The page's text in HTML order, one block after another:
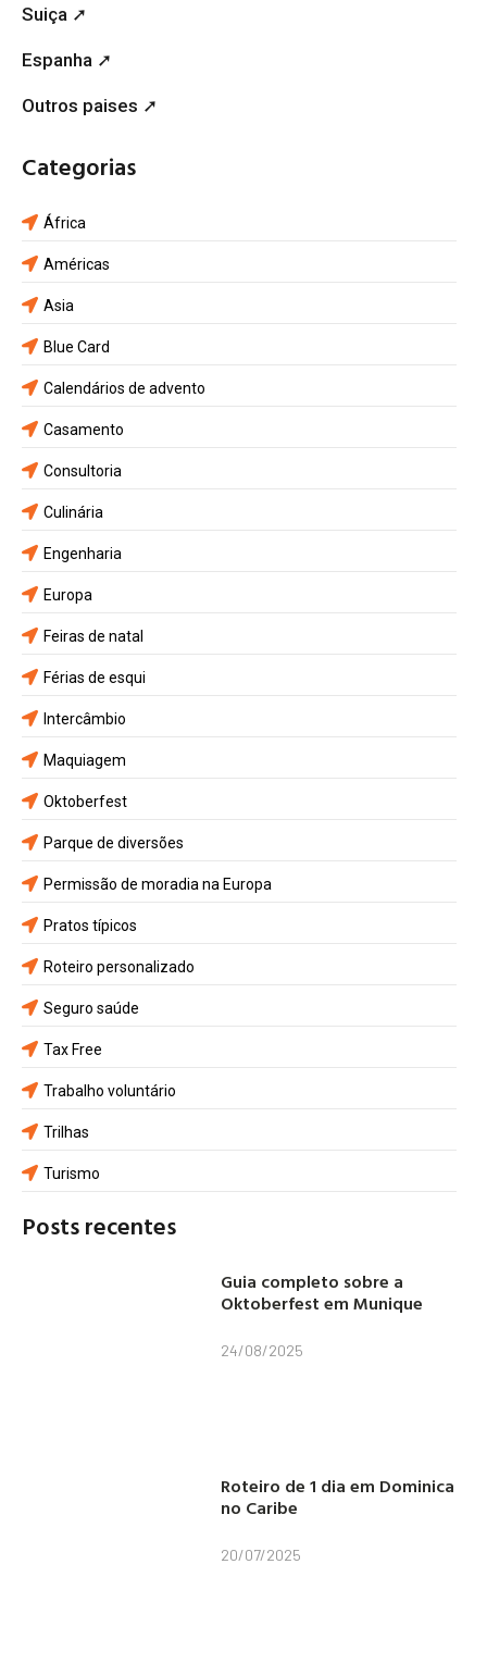
Suiça ➚
Espanha ➚
Outros paises ➚
Categorias
África
Américas
Asia
Blue Card
Calendários de advento
Casamento
Consultoria
Culinária
Engenharia
Europa
Feiras de natal
Férias de esqui
Intercâmbio
Maquiagem
Oktoberfest
Parque de diversões
Permissão de moradia na Europa
Pratos típicos
Roteiro personalizado
Seguro saúde
Tax Free
Trabalho voluntário
Trilhas
Turismo
Posts recentes
Guia completo sobre a
Oktoberfest em Munique
24/08/2025
Roteiro de 1 dia em Dominica
no Caribe
20/07/2025